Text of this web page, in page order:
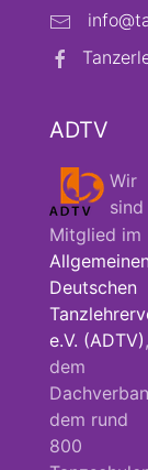
ADTV
Wir
sind
Mitglied im
Deutschen
e.V. (ADTV) ,
dem
dem rund
800